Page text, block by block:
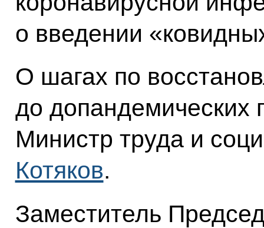
о введении
О шагах по
до допандемических
Министр труда и
Котяков.
Заместитель